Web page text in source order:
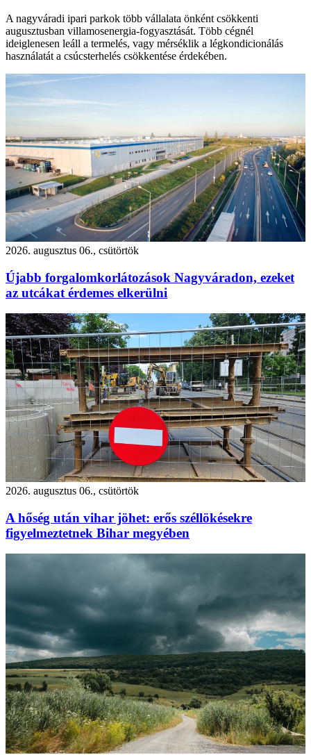
A nagyváradi ipari parkok több vállalata önként csökkenti
augusztusban villamosenergia-fogyasztását. Több cégnél
ideiglenesen leáll a termelés, vagy mérséklik a légkondicionálás
használatát a csúcsterhelés csökkentése érdekében.
2026. augusztus 06., csütörtök
Újabb forgalomkorlátozások Nagyváradon, ezeket
az utcákat érdemes elkerülni
2026. augusztus 06., csütörtök
A hőség után vihar jöhet: erős széllökésekre
figyelmeztetnek Bihar megyében